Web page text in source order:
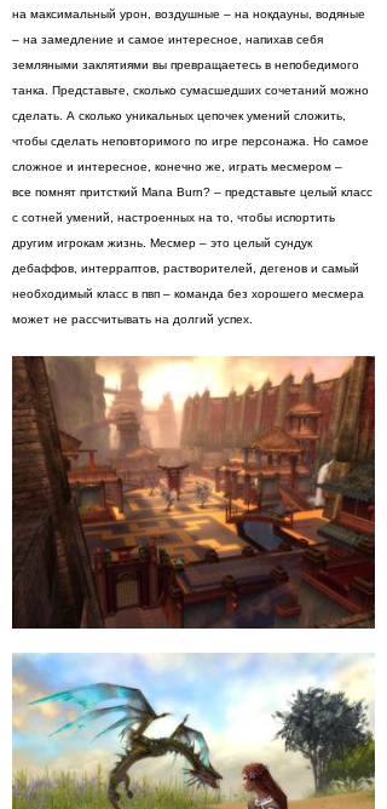
на максимальный урон, воздушные – на нокдауны, водяные
– на замедление и самое интересное, напихав себя
земляными заклятиями вы превращаетесь в непобедимого
танка. Представьте, сколько сумасшедших сочетаний можно
сделать. А сколько уникальных цепочек умений сложить,
чтобы сделать неповторимого по игре персонажа. Но самое
сложное и интересное, конечно же, играть месмером –
все помнят притсткий Mana Burn? – представьте целый класс
с сотней умений, настроенных на то, чтобы испортить
другим игрокам жизнь. Месмер – это целый сундук
дебаффов, интерраптов, растворителей, дегенов и самый
необходимый класс в пвп – команда без хорошего месмера
может не рассчитывать на долгий успех.